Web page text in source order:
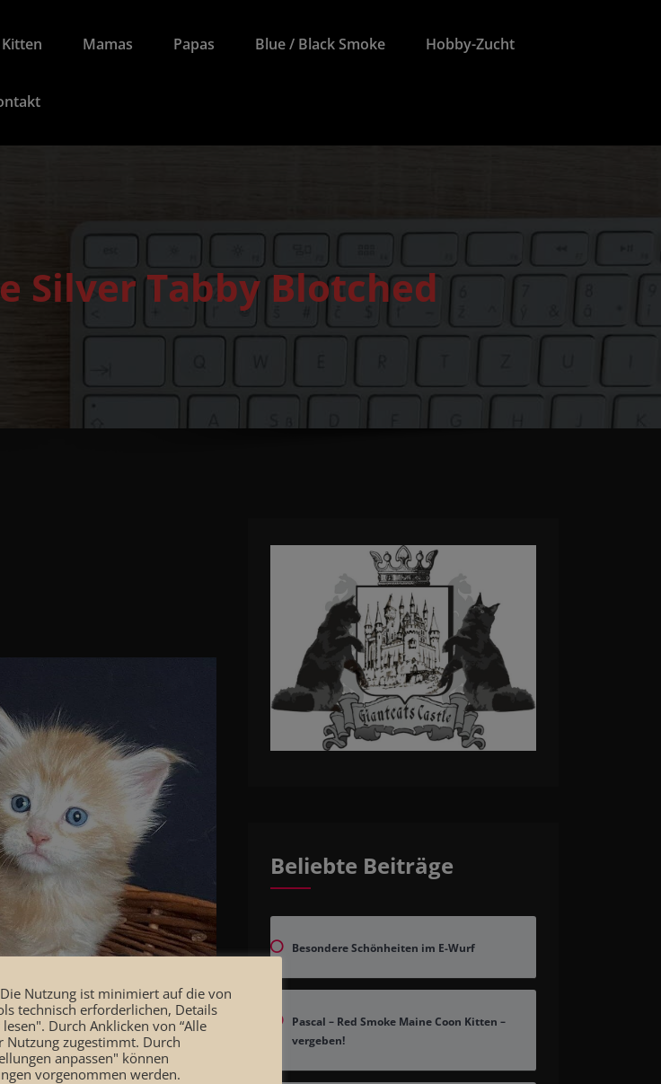
Kitten Mamas Papas Blue / Black Smoke Hobby-Zucht
Silver Tabby Blotched
Maine Coon Kitten -
alt - im Körbchen
Beliebte Beiträge
Besondere Schönheiten im E-Wurf
Pascal – Red Smoke Maine Coon Kitten –
vergeben!
Nutzung ist minimiert auf die von
technisch erforderlichen, Details
Durch Anklicken von “Alle
Nutzung zugestimmt. Durch
anpassen" können
vorgenommen werden.